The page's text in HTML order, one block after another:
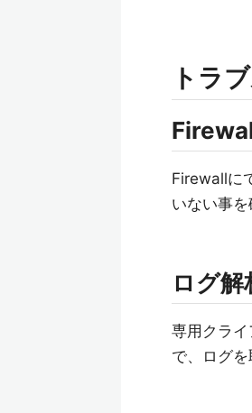
トラ
Firewallに
いない事を
ログ解
専用クラ
で、ログを